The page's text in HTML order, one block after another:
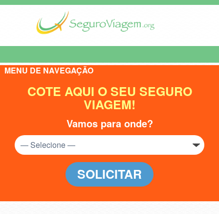
MENU DE NAVEGAÇÃO
COTE AQUI O SEU SEGURO
VIAGEM!
Vamos para onde?
SOLICITAR